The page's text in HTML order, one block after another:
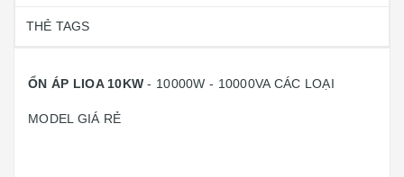
THẺ TAGS
ỔN ÁP LIOA 10KW- 10000W - 10000VA CÁC LOẠI
MODEL GIÁ RẺ